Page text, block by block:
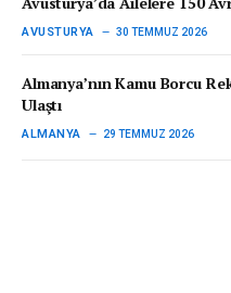
AVUSTURYA 30 TEMMUZ 2026
Almanya’nın Kamu Borcu
Ulaştı
ALMANYA 29 TEMMUZ 2026